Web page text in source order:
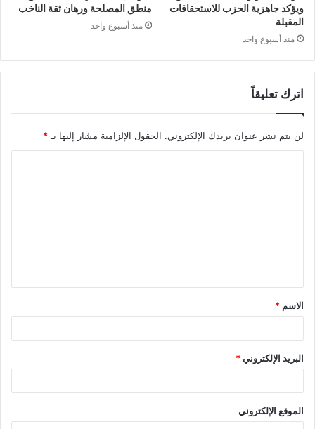
ويؤكد جاهزية الحزب للاستحقاقات
المقبلة
منذ أسبوع واحد
منطق المصلحة ورهان ثقة الناخب
منذ أسبوع واحد
اترك تعليقاً
لن يتم نشر عنوان بريدك الإلكتروني. الحقول الإلزامية مشار إليها بـ *
ق
*
الاسم *
البريد الإلكتروني*
الموقع الإلكتروني